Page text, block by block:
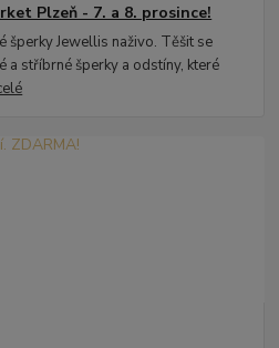
Plzeň - 7. a 8. prosince!
šperky Jewellis naživo. Těšit se
a stříbrné šperky a odstíny, které